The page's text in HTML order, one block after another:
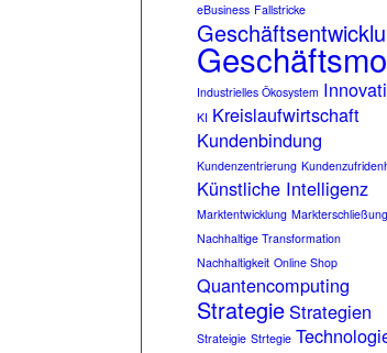
eBusiness Fallstricke
Industrielles Ökosystem
KI Kreislaufwirtschaft
Kundenbindung
Kundenzentrierung
Künstliche Intelligenz
Marktentwicklung Markterschließung
Nachhaltige Transformation
Nachhaltigkeit Online Shop
Quantencomputing
StrategieStrategien
Strateigie Strtegie